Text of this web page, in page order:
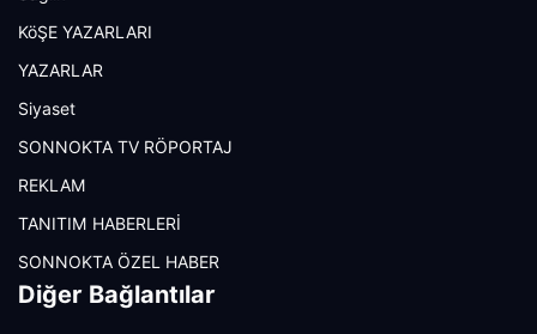
KöŞE YAZARLARI
YAZARLAR
Siyaset
SONNOKTA TV RÖPORTAJ
REKLAM
TANITIM HABERLERİ
SONNOKTA ÖZEL HABER
Diğer Bağlantılar